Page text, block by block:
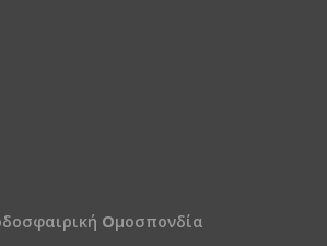
Ομοσπονδία